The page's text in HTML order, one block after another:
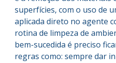
superfícies, com o uso de
aplicada direto no agente
rotina de limpeza de
bem-sucedida é preciso
regras como: sempre dar